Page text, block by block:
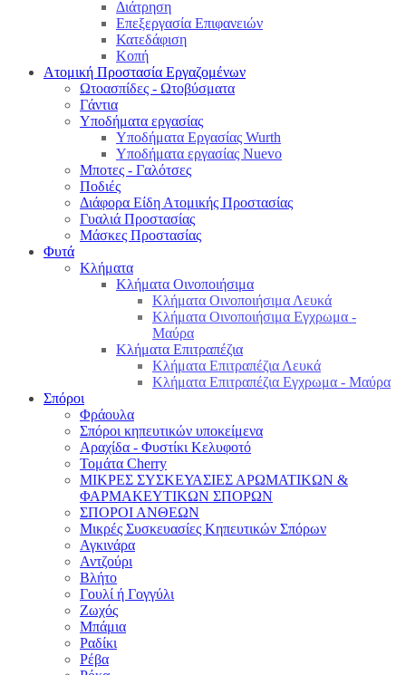
Διάτρηση
Επεξεργασία Επιφανειών
Κατεδάφιση
Κοπή
Ατομική Προστασία Εργαζομένων
Ωτοασπίδες - Ωτοβύσματα
Γάντια
Υποδήματα εργασίας
Υποδήματα Εργασίας Wurth
Υποδήματα εργασίας Nuevo
Μποτες - Γαλότσες
Ποδιές
Διάφορα Είδη Ατομικής Προστασίας
Γυαλιά Προστασίας
Μάσκες Προστασίας
Φυτά
Κλήματα
Κλήματα Οινοποιήσιμα
Κλήματα Οινοποιήσιμα Λευκά
Κλήματα Οινοποιήσιμα Εγχρωμα -
Μαύρα
Κλήματα Επιτραπέζια
Κλήματα Επιτραπέζια Λευκά
Κλήματα Επιτραπέζια Εγχρωμα - Μαύρα
Σπόροι
Φράουλα
Σπόροι κηπευτικών υποκείμενα
Αραχίδα - Φυστίκι Κελυφοτό
Τομάτα Cherry
ΜΙΚΡΕΣ ΣΥΣΚΕΥΑΣΙΕΣ ΑΡΩΜΑΤΙΚΩΝ &
ΦΑΡΜΑΚΕΥΤΙΚΩΝ ΣΠΟΡΩΝ
ΣΠΟΡΟΙ ΑΝΘΕΩΝ
Μικρές Συσκευασίες Κηπευτικών Σπόρων
Αγκινάρα
Αντζούρι
Βλήτο
Γουλί ή Γογγύλι
Ζωχός
Μπάμια
Ραδίκι
Ρέβα